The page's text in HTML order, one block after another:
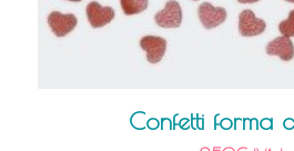
Confetti forma